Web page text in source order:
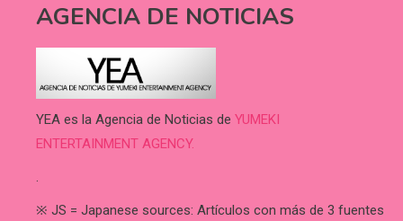
AGENCIA DE NOTICIAS
YEA es la Agencia de Noticias de YUMEKI
ENTERTAINMENT AGENCY.
.
※ JS = Japanese sources: Artículos con más de 3 fuentes